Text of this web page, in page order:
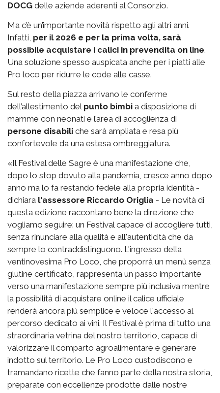
DOCG delle aziende aderenti al Consorzio.
Ma c’è un’importante novità rispetto agli altri anni.
Infatti, per il 2026 e per la prima volta, sarà
possibile acquistare i calici in prevendita on line.
Una soluzione spesso auspicata anche per i piatti alle
Pro loco per ridurre le code alle casse.
Sul resto della piazza arrivano le conferme
dell’allestimento del punto bimbi a disposizione di
mamme con neonati e l’area di accoglienza di
persone disabili che sarà ampliata e resa più
confortevole da una estesa ombreggiatura.
«Il Festival delle Sagre è una manifestazione che,
dopo lo stop dovuto alla pandemia, cresce anno dopo
anno ma lo fa restando fedele alla propria identità -
dichiara l'assessore Riccardo Origlia - Le novità di
questa edizione raccontano bene la direzione che
vogliamo seguire: un Festival capace di accogliere tutti,
senza rinunciare alla qualità e all'autenticità che da
sempre lo contraddistinguono. L'ingresso della
ventinovesima Pro Loco, che proporrà un menù senza
glutine certificato, rappresenta un passo importante
verso una manifestazione sempre più inclusiva mentre
la possibilità di acquistare online il calice ufficiale
renderà ancora più semplice e veloce l'accesso al
percorso dedicato ai vini. Il Festival è prima di tutto una
straordinaria vetrina del nostro territorio, capace di
valorizzare il comparto agroalimentare e generare
indotto sul territorio. Le Pro Loco custodiscono e
tramandano ricette che fanno parte della nostra storia,
preparate con eccellenze prodotte dalle nostre